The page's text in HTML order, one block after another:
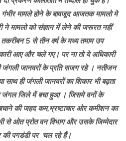
मामले होने के बावजूद आजतक मामलो मे
ने मामलो को संज्ञान में लेने की जरूरत नहीं
5 से तीन वर्ष के मध्य तमाम उप
आए और चले गए। पर ना तो ये अधिकारी
जंगली जानवरों के प्रति सजग रहे । नतीजन
साथ ही जंगली जानवरों का शिकार भी बढ़ता
जंगल जिले में बचा हुआ । जिसमे वनों के
की जहद कम,भ्रष्टाचार ओर कमीशन का
से ओत प्रोत वन विभाग और उसके जिम्मेदार
की पगडंडी पर चल रहे हैं।